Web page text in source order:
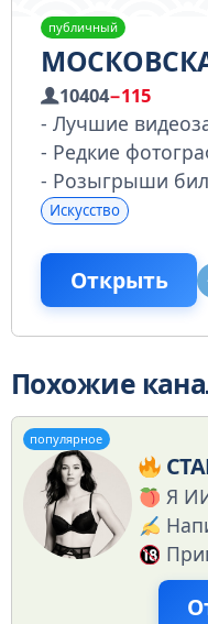
публичный
10404−115
⁃ Лучшие
⁃ Редкие
⁃ Розыгрыши
Искусство
Открыть
Похожие
популярное
Я